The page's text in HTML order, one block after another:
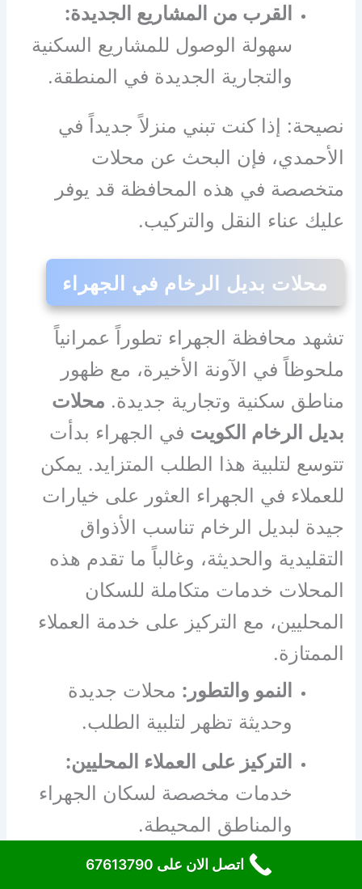
القرب من المشاريع الجديدة:
سهولة الوصول للمشاريع السكنية
والتجارية الجديدة في المنطقة.
نصيحة: إذا كنت تبني منزلاً جديداً في
الأحمدي، فإن البحث عن محلات
متخصصة في هذه المحافظة قد يوفر
عليك عناء النقل والتركيب.
محلات بديل الرخام في الجهراء
تشهد محافظة الجهراء تطوراً عمرانياً
ملحوظاً في الآونة الأخيرة، مع ظهور
مناطق سكنية وتجارية جديدة. محلات
بديل الرخام الكويت في الجهراء بدأت
تتوسع لتلبية هذا الطلب المتزايد. يمكن
للعملاء في الجهراء العثور على خيارات
جيدة لبديل الرخام تناسب الأذواق
التقليدية والحديثة، وغالباً ما تقدم هذه
المحلات خدمات متكاملة للسكان
المحليين، مع التركيز على خدمة العملاء
الممتازة.
النمو والتطور: محلات جديدة
وحديثة تظهر لتلبية الطلب.
التركيز على العملاء المحليين:
خدمات مخصصة لسكان الجهراء
والمناطق المحيطة.
خيارات متنوعة:تجد فيها بديلاتصل الان على 67613790